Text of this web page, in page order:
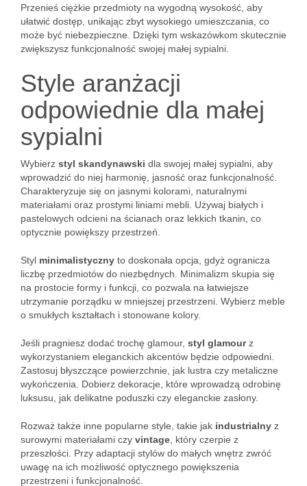
Przenieś ciężkie przedmioty na wygodną wysokość, aby
ułatwić dostęp, unikając zbyt wysokiego umieszczania, co
może być niebezpieczne. Dzięki tym wskazówkom skutecznie
zwiększysz funkcjonalność swojej małej sypialni.
Style aranżacji
odpowiednie dla małej
sypialni
Wybierz styl skandynawski dla swojej małej sypialni, aby
wprowadzić do niej harmonię, jasność oraz funkcjonalność.
Charakteryzuje się on jasnymi kolorami, naturalnymi
materiałami oraz prostymi liniami mebli. Używaj białych i
pastelowych odcieni na ścianach oraz lekkich tkanin, co
optycznie powiększy przestrzeń.
Styl minimalistyczny to doskonała opcja, gdyż ogranicza
liczbę przedmiotów do niezbędnych. Minimalizm skupia się
na prostocie formy i funkcji, co pozwala na łatwiejsze
utrzymanie porządku w mniejszej przestrzeni. Wybierz meble
o smukłych kształtach i stonowane kolory.
Jeśli pragniesz dodać trochę glamour, styl glamourz
wykorzystaniem eleganckich akcentów będzie odpowiedni.
Zastosuj błyszczące powierzchnie, jak lustra czy metaliczne
wykończenia. Dobierz dekoracje, które wprowadzą odrobinę
luksusu, jak delikatne poduszki czy eleganckie zasłony.
Rozważ także inne popularne style, takie jak industrialny z
surowymi materiałami czy vintage , który czerpie z
przeszłości. Przy adaptacji stylów do małych wnętrz zwróć
uwagę na ich możliwość optycznego powiększenia
przestrzeni i funkcjonalność.